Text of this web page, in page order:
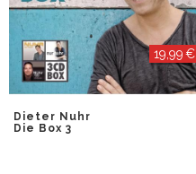
19,99 €
Dieter Nuhr
Die Box 3